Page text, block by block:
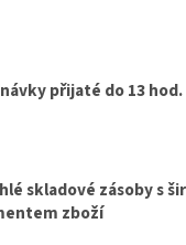
přijaté do 13
skladové zásoby s
zboží